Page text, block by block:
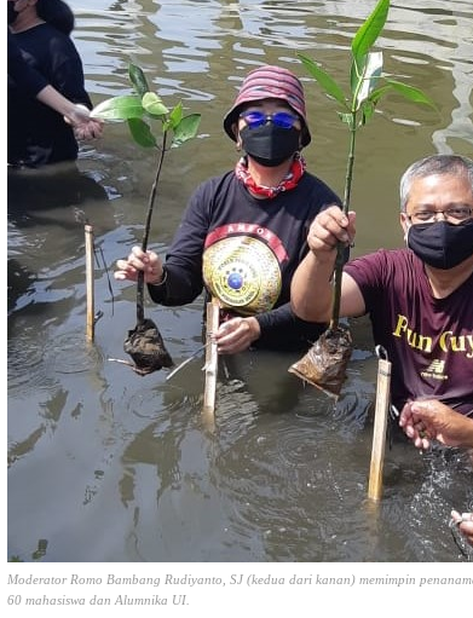
Moderator Romo Bambang Rudiyanto, SJ (kedua dari kanan) memimpin
60 mahasiswa dan Alumnika UI.